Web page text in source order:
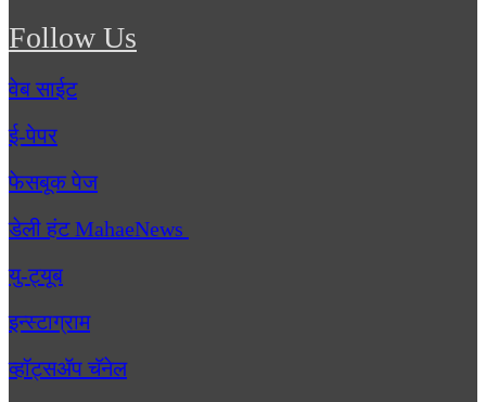
Follow Us
वेब साईट
ई-पेपर
फेसबूक पेज
डेली हंट MahaeNews
यु-ट्यूब
इन्स्टाग्राम
व्हॉट्सॲप चॅनेल